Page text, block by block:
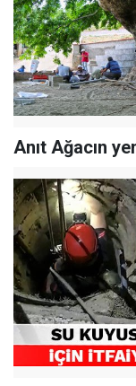
Anıt Ağacın